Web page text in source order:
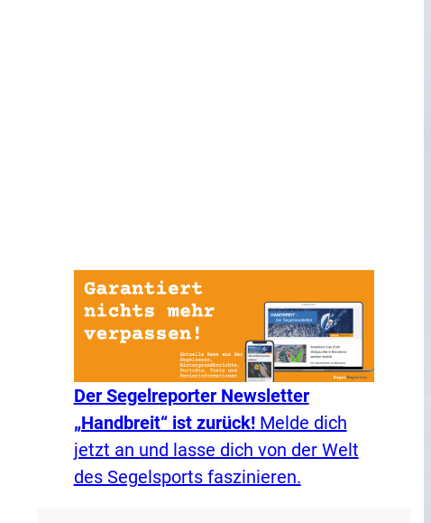
Der Segelreporter Newsletter
„Handbreit“ ist zurück!Melde dich
jetzt an und lasse dich von der Welt
des Segelsports faszinieren.